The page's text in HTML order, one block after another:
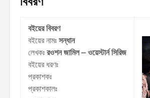
বইয়ের বিবরণ
বইয়ের নামঃ সন্ধান
লেখকঃ রওশন জামিল – ওয়েস্টার্ন সিরিজ
বইয়ের ধরণঃ
প্রকাশকঃ
প্রকাশকালঃ